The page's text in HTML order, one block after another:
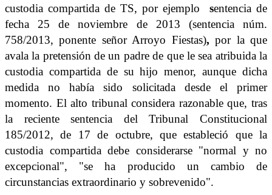
custodia compartidade TS, por ejemplosentencia de
fecha 25 de noviembre de 2013 (sentencia núm.
758/2013, ponente señor Arroyo Fiestas),por la que
avala la pretensión de un padre de que le sea atribuida la
custodia compartida de su hijo menor, aunque dicha
medida no había sido solicitada desde el primer
momento. El alto tribunal considera razonable que, tras
la reciente sentencia del Tribunal Constitucional
185/2012, de 17 de octubre, que estableció que la
custodia compartida debe considerarse "normal y no
excepcional", "se ha producido un cambio de
circunstancias extraordinario y sobrevenido".